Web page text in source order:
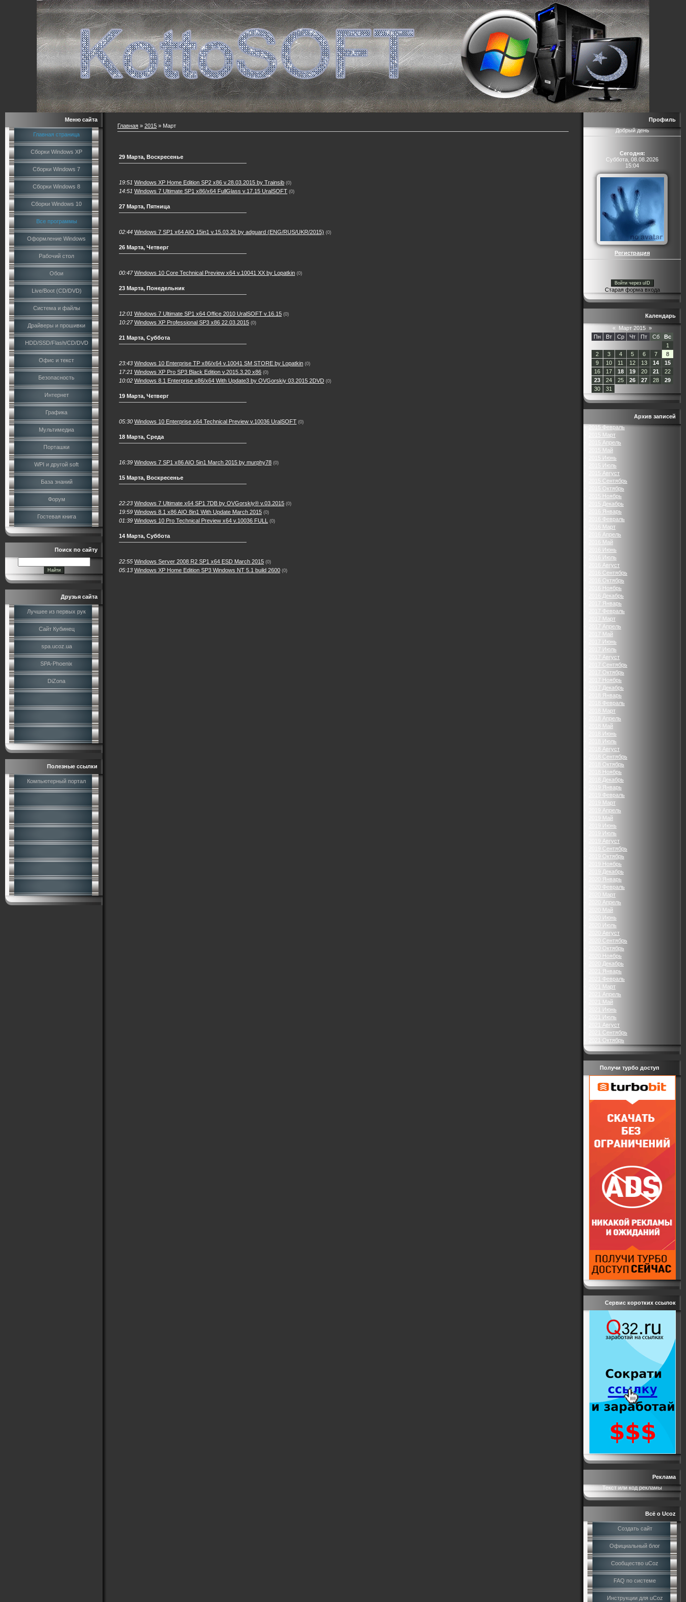
Меню сайта
Главная страница
Сборки Windows XP
Сборки Windows 7
Сборки Windows 8
Сборки Windows 10
Все программы
Оформление Windows
Рабочий стол
Обои
Live/Boot (CD/DVD)
Система и файлы
Драйверы и прошивки
HDD/SSD/Flash/CD/DVD
Офис и текст
Безопасность
Интернет
Графика
Мультимедиа
Порташки
WPI и другой soft
База знаний
Форум
Гостевая книга
Поиск по сайту
Друзья сайта
Лучшее из первых рук
Сайт Кубинец
spa.ucoz.ua
SPA-Phoenix
DiZona
Полезные ссылки
Компьютерный портал
Главная » 2015 » Март
29 Марта, Воскресенье
19:51 Windows XP Home Edition SP2 x86 v.28.03.2015 by Trainsib (0)
14:51 Windows 7 Ultimate SP1 x86/x64 FullGlass v.17.15 UralSOFT (0)
27 Марта, Пятница
02:44 Windows 7 SP1 x64 AIO 15in1 v.15.03.26 by adguard (ENG/RUS/UKR/2015) (0)
26 Марта, Четверг
00:47 Windows 10 Core Technical Preview х64 v.10041 XX by Lopatkin (0)
23 Марта, Понедельник
12:01 Windows 7 Ultimate SP1 x64 Office 2010 UralSOFT v.16.15 (0)
10:27 Windows XP Professional SP3 x86 22.03.2015 (0)
21 Марта, Суббота
23:43 Windows 10 Enterprise TP х86/х64 v.10041 SM STORE by Lopatkin (0)
17:21 Windows XP Pro SP3 Black Edition v.2015.3.20 х86 (0)
10:02 Windows 8.1 Enterprise x86/x64 With Update3 by OVGorskiy 03.2015 2DVD (0)
19 Марта, Четверг
05:30 Windows 10 Enterprise х64 Technical Preview v.10036 UralSOFT (0)
18 Марта, Среда
16:39 Windows 7 SP1 x86 AIO 5in1 March 2015 by murphy78 (0)
15 Марта, Воскресенье
22:23 Windows 7 Ultimate x64 SP1 7DB by OVGorskiy® v.03.2015 (0)
19:59 Windows 8.1 x86 AIO 8in1 With Update March 2015 (0)
01:39 Windows 10 Pro Technical Preview х64 v.10036 FULL (0)
14 Марта, Суббота
22:55 Windows Server 2008 R2 SP1 x64 ESD March 2015 (0)
05:13 Windows XP Home Edition SP3 Windows NT 5.1 build 2600 (0)
Профиль
Добрый день
Сегодня:
Суббота, 08.08.2026
15:04
Регистрация
Войти через uID
Старая форма входа
Календарь
« Март 2015 »
Пн
Вт Ср Чт Пт Сб
Вс
1
2
3 4 5 6 7
8
9
10 11 12 13 14
15
16
17 18 19 20 21
22
23
24 25 26 27 28
29
30
31
Архив записей
2015 Февраль
2015 Март
2015 Апрель
2015 Май
2015 Июнь
2015 Июль
2015 Август
2015 Сентябрь
2015 Октябрь
2015 Ноябрь
2015 Декабрь
2016 Январь
2016 Февраль
2016 Март
2016 Апрель
2016 Май
2016 Июнь
2016 Июль
2016 Август
2016 Сентябрь
2016 Октябрь
2016 Ноябрь
2016 Декабрь
2017 Январь
2017 Февраль
2017 Март
2017 Апрель
2017 Май
2017 Июнь
2017 Июль
2017 Август
2017 Сентябрь
2017 Октябрь
2017 Ноябрь
2017 Декабрь
2018 Январь
2018 Февраль
2018 Март
2018 Апрель
2018 Май
2018 Июнь
2018 Июль
2018 Август
2018 Сентябрь
2018 Октябрь
2018 Ноябрь
2018 Декабрь
2019 Январь
2019 Февраль
2019 Март
2019 Апрель
2019 Май
2019 Июнь
2019 Июль
2019 Август
2019 Сентябрь
2019 Октябрь
2019 Ноябрь
2019 Декабрь
2020 Январь
2020 Февраль
2020 Март
2020 Апрель
2020 Май
2020 Июнь
2020 Июль
2020 Август
2020 Сентябрь
2020 Октябрь
2020 Ноябрь
2020 Декабрь
2021 Январь
2021 Февраль
2021 Март
2021 Апрель
2021 Май
2021 Июнь
2021 Июль
2021 Август
2021 Сентябрь
2021 Октябрь
Получи турбо доступ
Сервис коротких ссылок
Реклама
Текст или код рекламы
Всё о Ucoz
Создать сайт
Официальный блог
Сообщество uCoz
FAQ по системе
Инструкции для uCoz